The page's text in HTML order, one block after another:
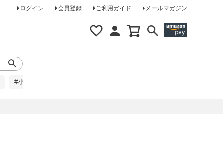
ログイン 会員登録 ご利用ガイド メールマガジン
#小柄な方に